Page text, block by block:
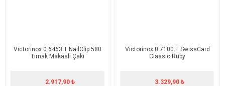
Victorinox 0.6463.T NailClip 580
Tırnak Makaslı Çakı
2.917,90 ₺
Victorinox 0.7100.T SwissCard
Classic Ruby
3.329,90 ₺